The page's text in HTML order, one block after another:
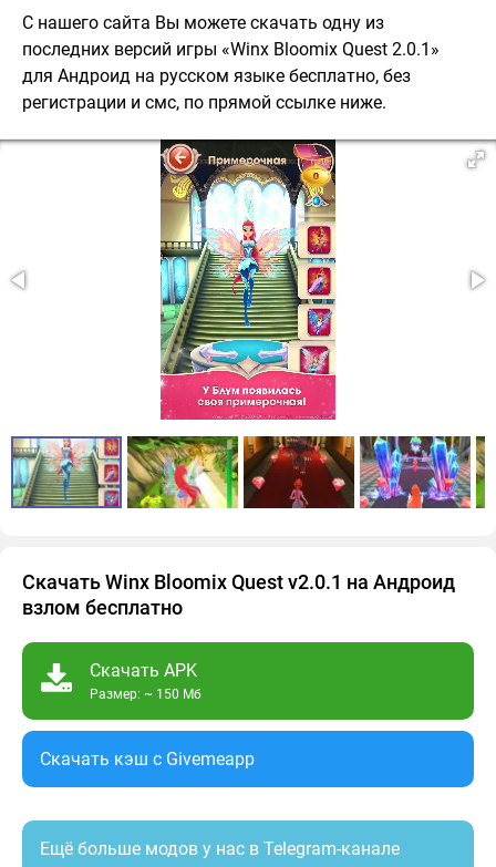
С нашего сайта Вы можете скачать одну из
последних версий игры «Winx Bloomix Quest 2.0.1»
для Андроид на русском языке бесплатно, без
регистрации и смс, по прямой ссылке ниже.
Скачать Winx Bloomix Quest v2.0.1 на Андроид
взлом бесплатно
Скачать APK
Размер: ~ 150 Мб
Скачать кэш c Givemeapp
Ещё больше модов у нас в Telegram-канале